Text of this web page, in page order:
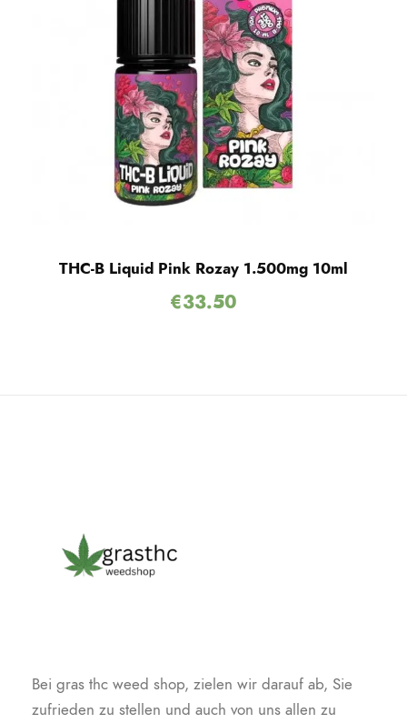
THC-B Liquid Pink Rozay 1.500mg 10ml
€33.50
Bei gras thc weed shop, zielen wir darauf ab, Sie
zufrieden zu stellen und auch von uns allen zu